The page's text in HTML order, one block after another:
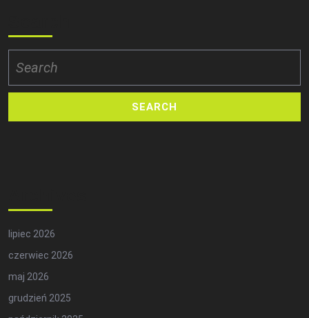
for:
lipiec 2026
czerwiec 2026
maj 2026
grudzień 2025